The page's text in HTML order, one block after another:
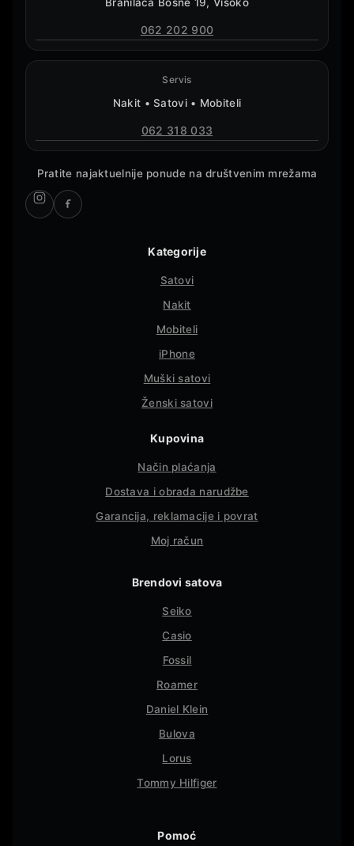
062 202 900
Servis
Nakit • Satovi • Mobiteli
062 318 033
Pratite najaktuelnije ponude na društvenim mrežama
Kategorije
Satovi
Nakit
Mobiteli
iPhone
Muški satovi
Ženski satovi
Kupovina
Način plaćanja
Dostava i obrada narudžbe
Garancija, reklamacije i povrat
Moj račun
Brendovi satova
Seiko
Casio
Fossil
Roamer
Daniel Klein
Bulova
Lorus
Tommy Hilfiger
Pomoć